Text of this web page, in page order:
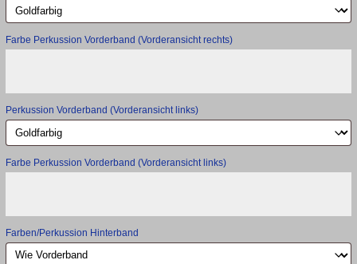
Farbe Perkussion Vorderband (Vorderansicht rechts)
Perkussion Vorderband (Vorderansicht links)
Farbe Perkussion Vorderband (Vorderansicht links)
Farben/Perkussion Hinterband